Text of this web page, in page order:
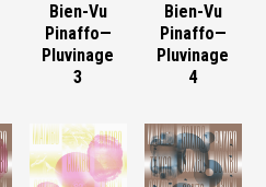
Bien-Vu
Pinaffo—
Pluvinage
3
Bien-Vu
Pinaffo—
Pluvinage
4